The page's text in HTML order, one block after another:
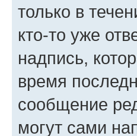
только в
кто-то уже
надпись,
время
сообщение
могут сами